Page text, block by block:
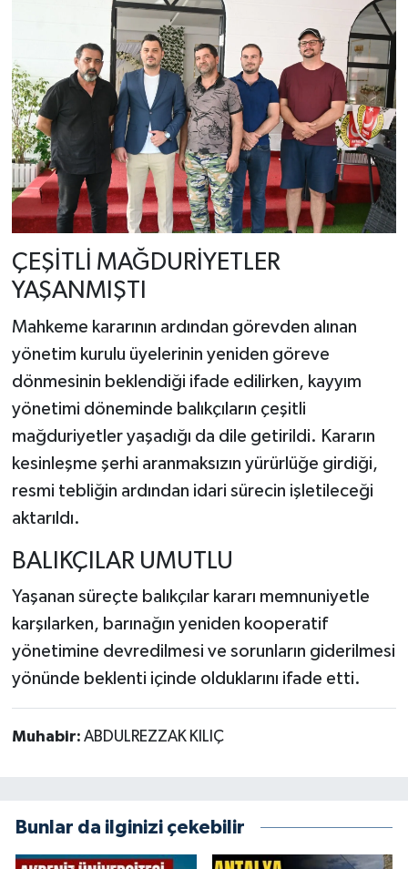
ÇEŞİTLİ MAĞDURİYETLER
YAŞANMIŞTI
Mahkeme kararının ardından görevden alınan
yönetim kurulu üyelerinin yeniden göreve
dönmesinin beklendiği ifade edilirken, kayyım
yönetimi döneminde balıkçıların çeşitli
mağduriyetler yaşadığı da dile getirildi. Kararın
kesinleşme şerhi aranmaksızın yürürlüğe girdiği,
resmi tebliğin ardından idari sürecin işletileceği
aktarıldı.
BALIKÇILAR UMUTLU
Yaşanan süreçte balıkçılar kararı memnuniyetle
karşılarken, barınağın yeniden kooperatif
yönetimine devredilmesi ve sorunların giderilmesi
yönünde beklenti içinde olduklarını ifade etti.
Muhabir: ABDULREZZAK KILIÇ
Bunlar da ilginizi çekebilir